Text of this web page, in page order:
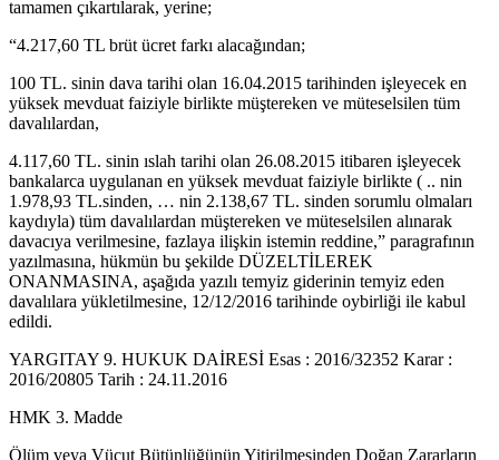
tamamen çıkartılarak, yerine;
“4.217,60 TL brüt ücret farkı alacağından;
100 TL. sinin dava tarihi olan 16.04.2015 tarihinden işleyecek en
yüksek mevduat faiziyle birlikte müştereken ve müteselsilen tüm
davalılardan,
4.117,60 TL. sinin ıslah tarihi olan 26.08.2015 itibaren işleyecek
bankalarca uygulanan en yüksek mevduat faiziyle birlikte ( .. nin
1.978,93 TL.sinden, … nin 2.138,67 TL. sinden sorumlu olmaları
kaydıyla) tüm davalılardan müştereken ve müteselsilen alınarak
davacıya verilmesine, fazlaya ilişkin istemin reddine,” paragrafının
yazılmasına, hükmün bu şekilde DÜZELTİLEREK
ONANMASINA, aşağıda yazılı temyiz giderinin temyiz eden
davalılara yükletilmesine, 12/12/2016 tarihinde oybirliği ile kabul
edildi.
YARGITAY 9. HUKUK DAİRESİ Esas : 2016/32352 Karar :
2016/20805 Tarih : 24.11.2016
HMK 3. Madde
Ölüm veya Vücut Bütünlüğünün Yitirilmesinden Doğan Zararların